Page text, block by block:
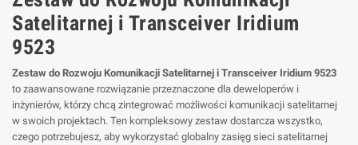
Satelitarnej i Transceiver Iridium
9523
Zestaw do Rozwoju Komunikacji Satelitarnej i Transceiver Iridium 9523
to zaawansowane rozwiązanie przeznaczone dla deweloperów i
inżynierów, którzy chcą zintegrować możliwości komunikacji satelitarnej
w swoich projektach. Ten kompleksowy zestaw dostarcza wszystko,
czego potrzebujesz, aby wykorzystać globalny zasięg sieci satelitarnej